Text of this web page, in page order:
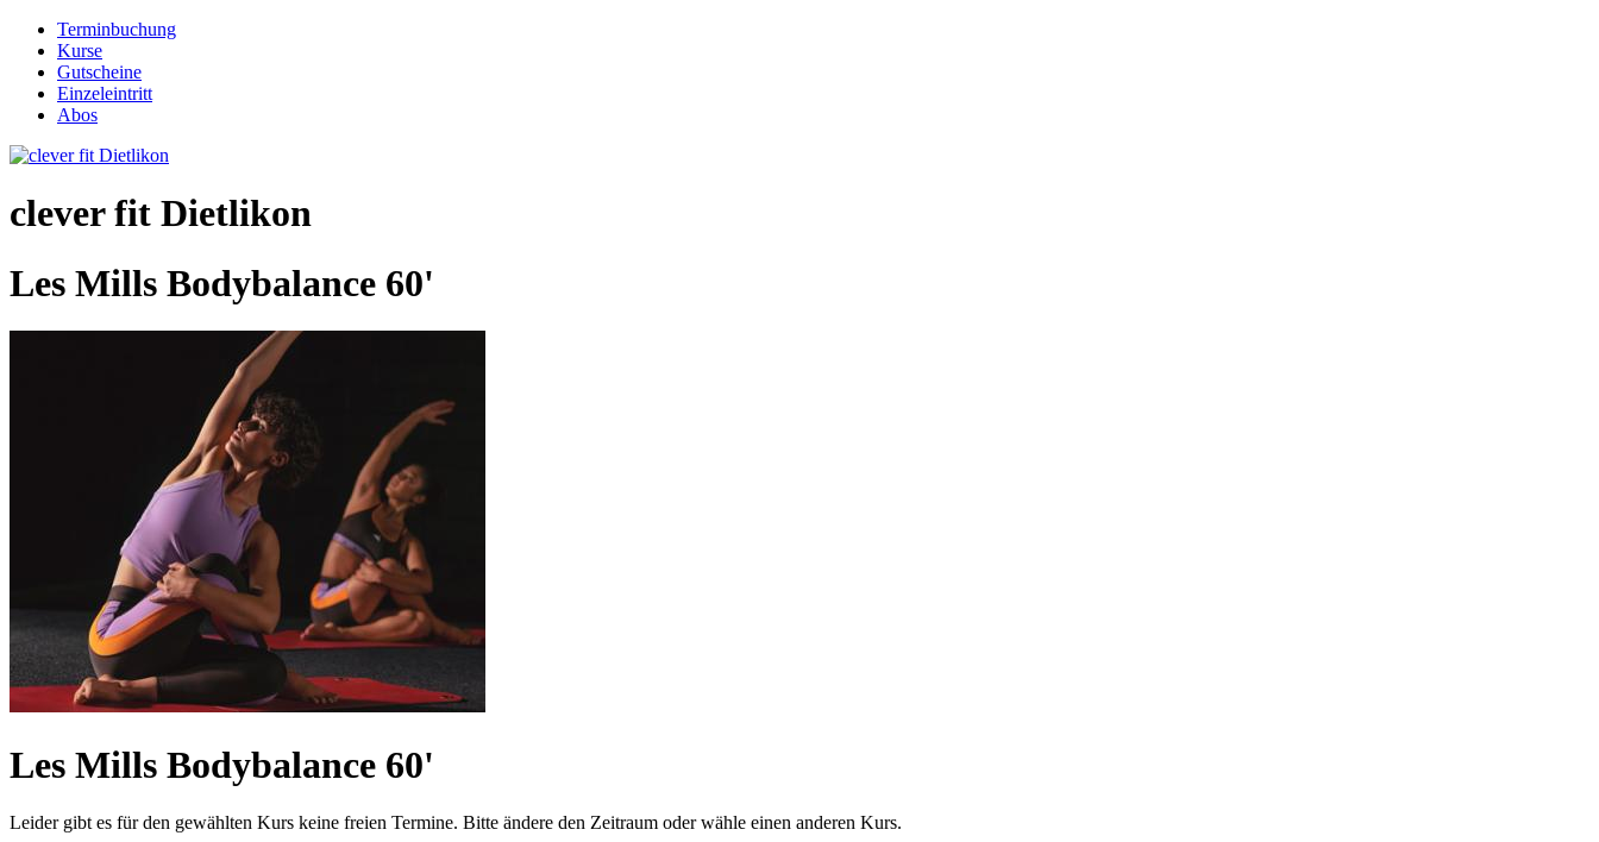
Terminbuchung
Kurse
Gutscheine
Einzeleintritt
Abos
clever fit Dietlikon
Les Mills Bodybalance 60'
Les Mills Bodybalance 60'
Leider gibt es für den gewählten Kurs keine freien Termine. Bitte ändere den Zeitraum oder wähle einen anderen Kurs.